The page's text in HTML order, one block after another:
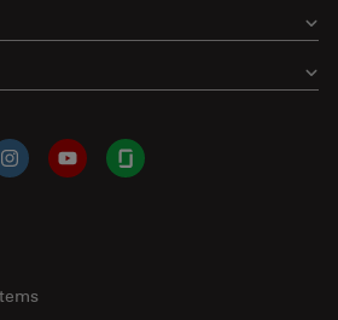
InstagramYouTubeGlassdoor